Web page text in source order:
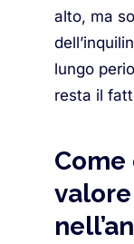
alto, ma
lungo
resta il
valore